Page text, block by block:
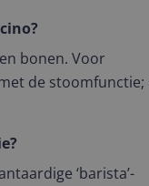
bonen. Voor
de stoomfunctie;
‘barista’-